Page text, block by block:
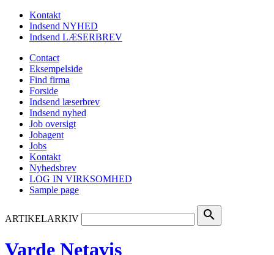
Kontakt
Indsend NYHED
Indsend LÆSERBREV
Contact
Eksempelside
Find firma
Forside
Indsend læserbrev
Indsend nyhed
Job oversigt
Jobagent
Jobs
Kontakt
Nyhedsbrev
LOG IN VIRKSOMHED
Sample page
ARTIKELARKIV search
Varde Netavis